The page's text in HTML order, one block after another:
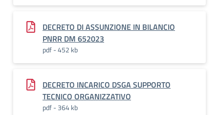
DECRETO DI ASSUNZIONE IN BILANCIO
PNRR DM 652023
pdf - 452 kb
DECRETO INCARICO DSGA SUPPORTO
TECNICO ORGANIZZATIVO
pdf - 364 kb